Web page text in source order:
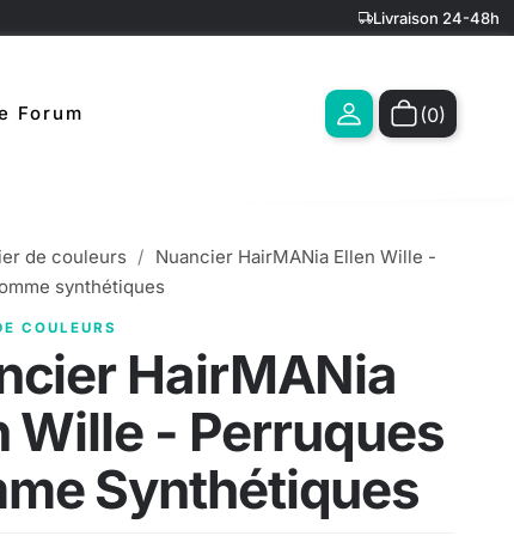
Livraison 24-48h
Forum (0)
de couleurs
Nuancier HairMANia Ellen Wille -
synthétiques
COULEURS
HairMANia
Wille - Perruques
Synthétiques